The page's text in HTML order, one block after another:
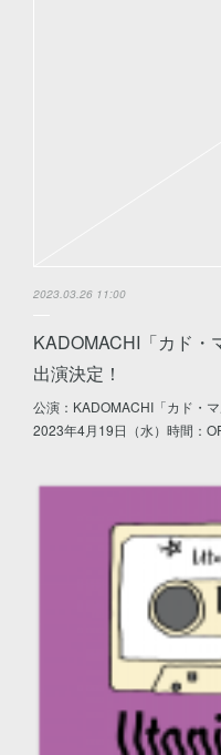
2023.03.26 11:00
KADOMACHI「カド・
出演決定！
公演：KADOMACHI「カド・
2023年4月19日（水）時間：